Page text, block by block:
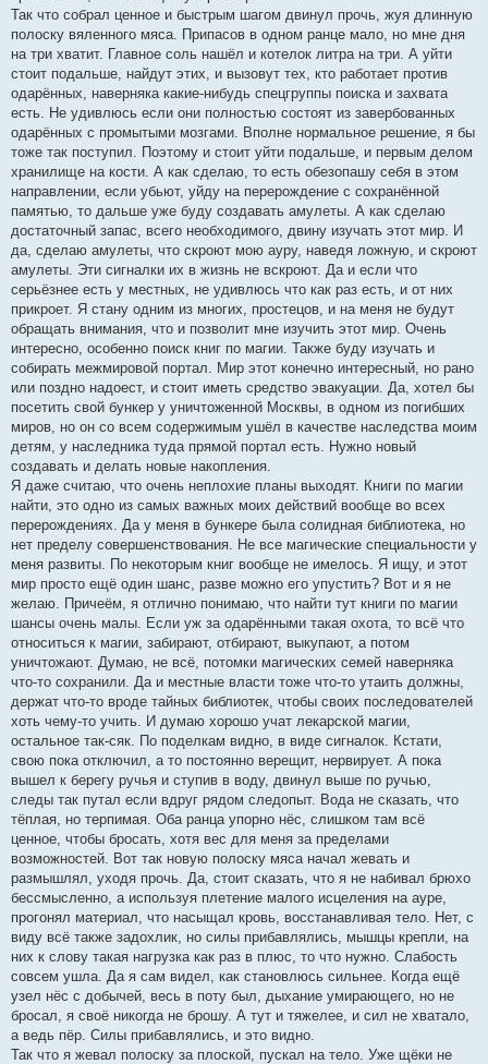
Так что собрал ценное и быстрым шагом двинул прочь, жуя длинную
полоску вяленного мяса. Припасов в одном ранце мало, но мне дня
на три хватит. Главное соль нашёл и котелок литра на три. А уйти
стоит подальше, найдут этих, и вызовут тех, кто работает против
одарённых, наверняка какие-нибудь спецгруппы поиска и захвата
есть. Не удивлюсь если они полностью состоят из завербованных
одарённых с промытыми мозгами. Вполне нормальное решение, я бы
тоже так поступил. Поэтому и стоит уйти подальше, и первым делом
хранилище на кости. А как сделаю, то есть обезопашу себя в этом
направлении, если убьют, уйду на перерождение с сохранённой
памятью, то дальше уже буду создавать амулеты. А как сделаю
достаточный запас, всего необходимого, двину изучать этот мир. И
да, сделаю амулеты, что скроют мою ауру, наведя ложную, и скроют
амулеты. Эти сигналки их в жизнь не вскроют. Да и если что
серьёзнее есть у местных, не удивлюсь что как раз есть, и от них
прикроет. Я стану одним из многих, простецов, и на меня не будут
обращать внимания, что и позволит мне изучить этот мир. Очень
интересно, особенно поиск книг по магии. Также буду изучать и
собирать межмировой портал. Мир этот конечно интересный, но рано
или поздно надоест, и стоит иметь средство эвакуации. Да, хотел бы
посетить свой бункер у уничтоженной Москвы, в одном из погибших
миров, но он со всем содержимым ушёл в качестве наследства моим
детям, у наследника туда прямой портал есть. Нужно новый
создавать и делать новые накопления.
Я даже считаю, что очень неплохие планы выходят. Книги по магии
найти, это одно из самых важных моих действий вообще во всех
перерождениях. Да у меня в бункере была солидная библиотека, но
нет пределу совершенствования. Не все магические специальности у
меня развиты. По некоторым книг вообще не имелось. Я ищу, и этот
мир просто ещё один шанс, разве можно его упустить? Вот и я не
желаю. Причеём, я отлично понимаю, что найти тут книги по магии
шансы очень малы. Если уж за одарёнными такая охота, то всё что
относиться к магии, забирают, отбирают, выкупают, а потом
уничтожают. Думаю, не всё, потомки магических семей наверняка
что-то сохранили. Да и местные власти тоже что-то утаить должны,
держат что-то вроде тайных библиотек, чтобы своих последователей
хоть чему-то учить. И думаю хорошо учат лекарской магии,
остальное так-сяк. По поделкам видно, в виде сигналок. Кстати,
свою пока отключил, а то постоянно верещит, нервирует. А пока
вышел к берегу ручья и ступив в воду, двинул выше по ручью,
следы так путал если вдруг рядом следопыт. Вода не сказать, что
тёплая, но терпимая. Оба ранца упорно нёс, слишком там всё
ценное, чтобы бросать, хотя вес для меня за пределами
возможностей. Вот так новую полоску мяса начал жевать и
размышлял, уходя прочь. Да, стоит сказать, что я не набивал брюхо
бессмысленно, а используя плетение малого исцеления на ауре,
прогонял материал, что насыщал кровь, восстанавливая тело. Нет, с
виду всё также задохлик, но силы прибавлялись, мышцы крепли, на
них к слову такая нагрузка как раз в плюс, то что нужно. Слабость
совсем ушла. Да я сам видел, как становлюсь сильнее. Когда ещё
узел нёс с добычей, весь в поту был, дыхание умирающего, но не
бросал, я своё никогда не брошу. А тут и тяжелее, и сил не хватало,
а ведь пёр. Силы прибавлялись, и это видно.
Так что я жевал полоску за плоской, пускал на тело. Уже щёки не